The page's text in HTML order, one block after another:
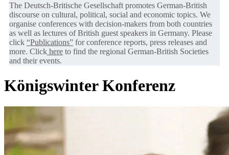
The Deutsch-Britische Gesellschaft promotes German-British
discourse on cultural, political, social and economic topics. We
organise conferences with decision-makers from both countries
as well as lectures of British guest speakers in Germany. Please
click “Publications” for conference reports, press releases and
more. Click here to find the regional German-British Societies
and their events.
Königswinter Konferenz